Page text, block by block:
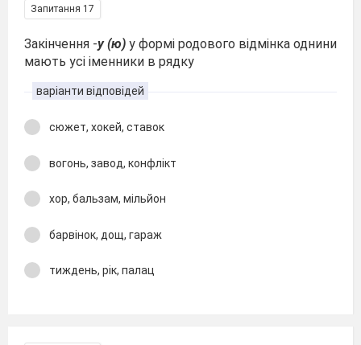
Запитання 17
Закінчення -у (ю) у формі родового відмінка однини
мають усі іменники в рядку
варіанти відповідей
сюжет, хокей, ставок
вогонь, завод, конфлікт
хор, бальзам, мільйон
барвінок, дощ, гараж
тиждень, рік, палац